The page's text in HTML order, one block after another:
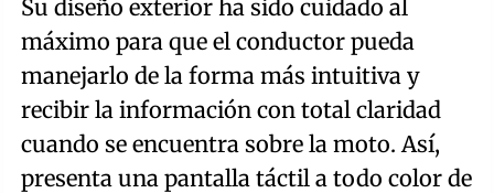
Su diseño exterior ha sido cuidado al
máximo para que el conductor pueda
manejarlo de la forma más intuitiva y
recibir la información con total claridad
cuando se encuentra sobre la moto. Así,
presenta una pantalla táctil a todo color de